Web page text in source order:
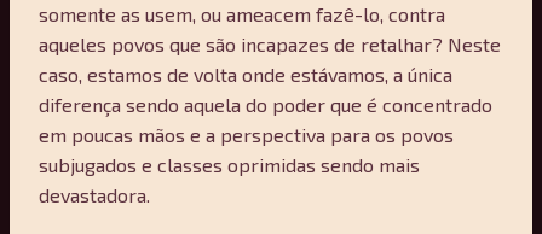
somente as usem, ou ameacem fazê-lo, contra
aqueles povos que são incapazes de retalhar? Neste
caso, estamos de volta onde estávamos, a única
diferença sendo aquela do poder que é concentrado
em poucas mãos e a perspectiva para os povos
subjugados e classes oprimidas sendo mais
devastadora.